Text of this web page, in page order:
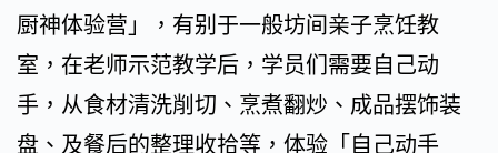
厨神体验营」，有别于一般坊间亲子烹饪教
室，在老师示范教学后，学员们需要自己动
手，从食材清洗削切、烹煮翻炒、成品摆饰装
盘、及餐后的整理收拾等，体验「自己动手